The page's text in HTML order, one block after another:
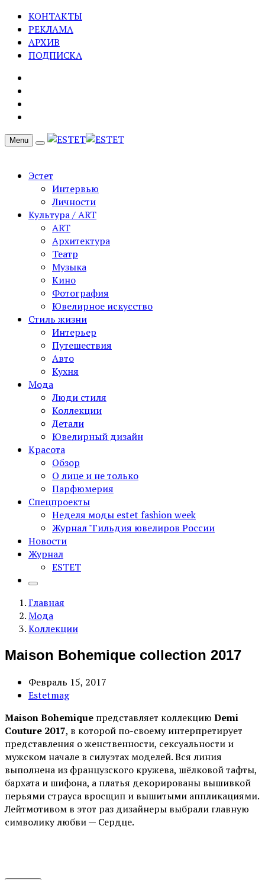
КОНТАКТЫ
РЕКЛАМА
АРХИВ
ПОДПИСКА
Menu
Эстет
Интервью
Личности
Культура / ART
ART
Архитектура
Театр
Музыка
Кино
Фотография
Ювелирное искусство
Стиль жизни
Интерьер
Путешествия
Авто
Кухня
Мода
Люди стиля
Коллекции
Детали
Ювелирный дизайн
Красота
Обзор
О лице и не только
Парфюмерия
Спецпроекты
Неделя моды estet fashion week
Журнал "Гильдия ювелиров России
Новости
Журнал
ESTET
Главная
Мода
Коллекции
Maison Bohemique collection 2017
Февраль 15, 2017
Estetmag
Maison Bohemique представляет коллекцию Demi
Couture 2017, в которой по-своему интерпретирует
представления о женственности, сексуальности и
мужском начале в силуэтах моделей. Вся линия
выполнена из французского кружева, шёлковой тафты,
бархата и шифона, а платья декорированы вышивкой
перьями страуса вросщип и вышитыми аппликациями.
Лейтмотивом в этот раз дизайнеры выбрали главную
символику любви — Сердце.